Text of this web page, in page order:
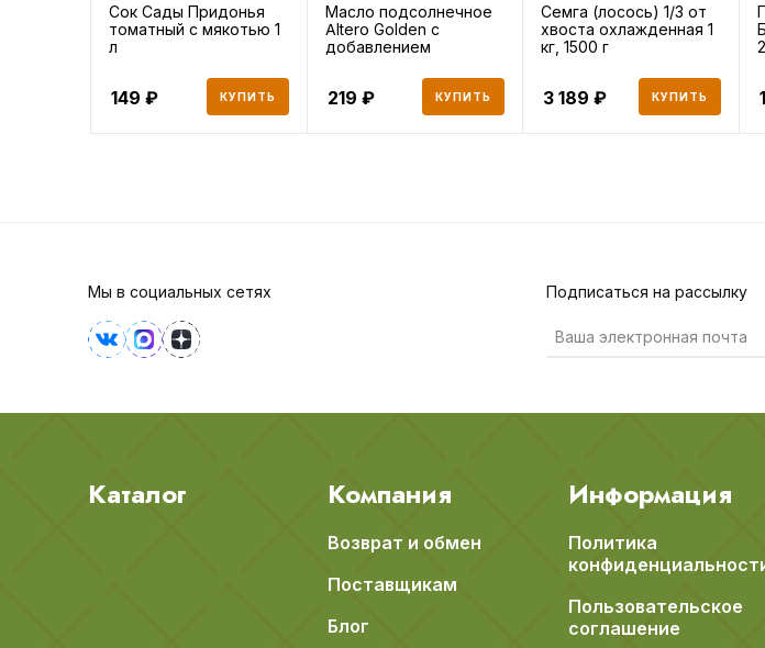
Сок Сады Придонья
томатный с мякотью 1
л
149 КУПИТЬ
Масло подсолнечное
Altero Golden с
добавлением
219 КУПИТЬ
Семга (лосось) 1/3 от
хвоста охлажденная 1
кг, 1500 г
3 189 КУПИТЬ
Мы в социальных сетях Подписаться на рассылку
Каталог Компания
Возврат и обмен
Поставщикам
Блог
Информация
Политика
Пользовательское
соглашение